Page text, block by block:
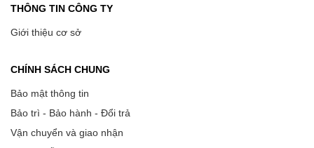
THÔNG TIN CÔNG TY
Giới thiệu cơ sở
CHÍNH SÁCH CHUNG
Bảo mật thông tin
Bảo trì - Bảo hành - Đổi trả
Vận chuyển và giao nhận